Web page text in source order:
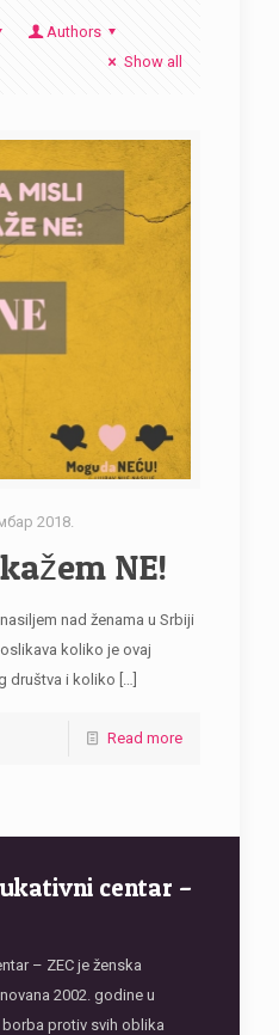
Authors
Show all
2018.
NE!
nad ženama u Srbiji
koliko je ovaj
društva i koliko […]
Read more
centar –
– ZEC je ženska
2002. godine u
borba protiv svih oblika